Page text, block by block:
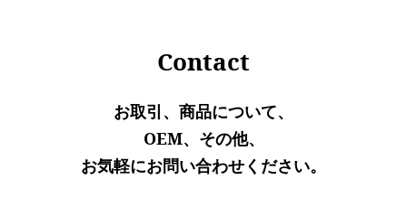
Contact
お取引、商品について、
OEM、その他、
お気軽にお問い合わせください。